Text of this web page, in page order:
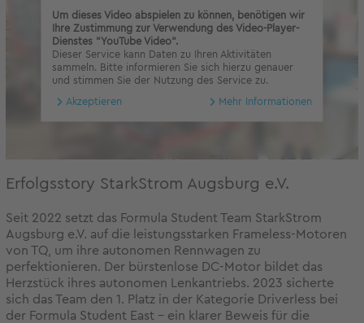
Um dieses Video abspielen zu können, benötigen wir
Ihre Zustimmung zur Verwendung des Video-Player-
Dienstes "YouTube Video".
Dieser Service kann Daten zu Ihren Aktivitäten
sammeln. Bitte informieren Sie sich hierzu genauer
und stimmen Sie der Nutzung des Service zu.
Akzeptieren Mehr Informationen
Erfolgsstory StarkStrom Augsburg e.V.
Seit 2022 setzt das Formula Student Team StarkStrom
Augsburg e.V. auf die leistungsstarken Frameless-Motoren
von TQ, um ihre autonomen Rennwagen zu
perfektionieren. Der bürstenlose DC-Motor bildet das
Herzstück ihres autonomen Lenkantriebs. 2023 sicherte
sich das Team den 1. Platz in der Kategorie Driverless bei
der Formula Student East – ein klarer Beweis für die